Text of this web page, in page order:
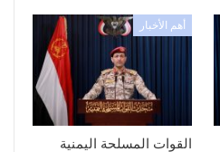
أهم الأخبار
القوات المسلحة اليمنية